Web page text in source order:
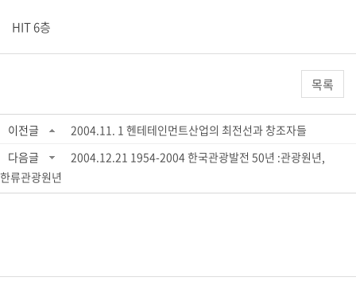
HIT 6층
목록
이전글
2004.11. 1 헨테테인먼트산업의 최전선과 창조자들
다음글
2004.12.21 1954-2004 한국관광발전 50년 :관광원년,
한류관광원년